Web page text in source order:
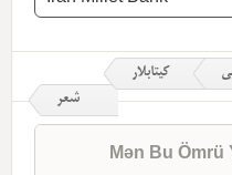
کیتابلار
شعر
Mən Bu Ömrü